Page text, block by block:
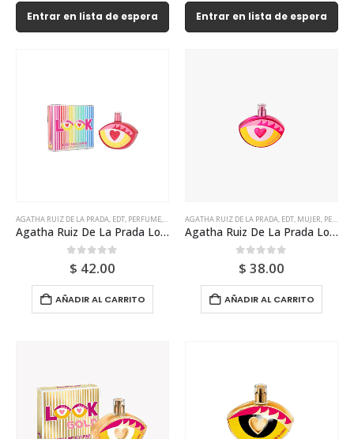
Entrar en lista de espera Entrar en lista de espera
AGATHA RUIZ DE LA PRADA, EDT, PERFUME, UNISEX
Agatha Ruiz De La Prada Look Edt 80ml Para Mujer
0out of 5
$ 42.00
AÑADIR AL CARRITO
AGATHA RUIZ DE LA PRADA, EDT, MUJER, PERFUME
Agatha Ruiz De La Prada Look Edt 80ml Tester Para Mujer
0out of 5
$ 38.00
AÑADIR AL CARRITO